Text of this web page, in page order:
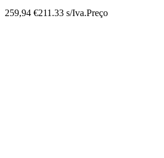
259,94 €211.33 s/Iva.Preço